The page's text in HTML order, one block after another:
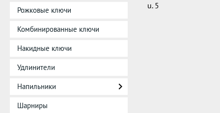
Рожковые ключи
Комбинированные ключи
Накидные ключи
Удлинители
Напильники
Шарниры
u. 5